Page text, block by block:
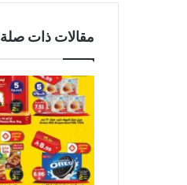
مقالات ذات صلة